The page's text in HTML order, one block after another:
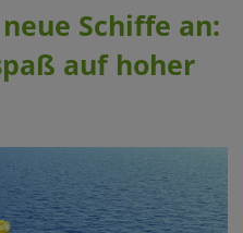
Schiffe an:
auf hoher